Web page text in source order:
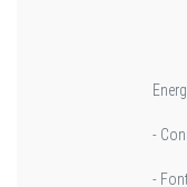
-
-